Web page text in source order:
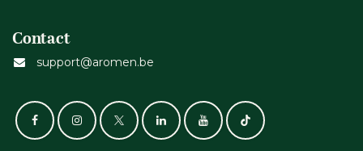
Contact
support@aromen.be